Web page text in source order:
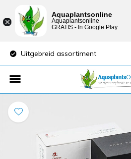
Uitgebreid assortiment
Aquaplantsonline
Aquaplantsonline
GRATIS - In Google Play